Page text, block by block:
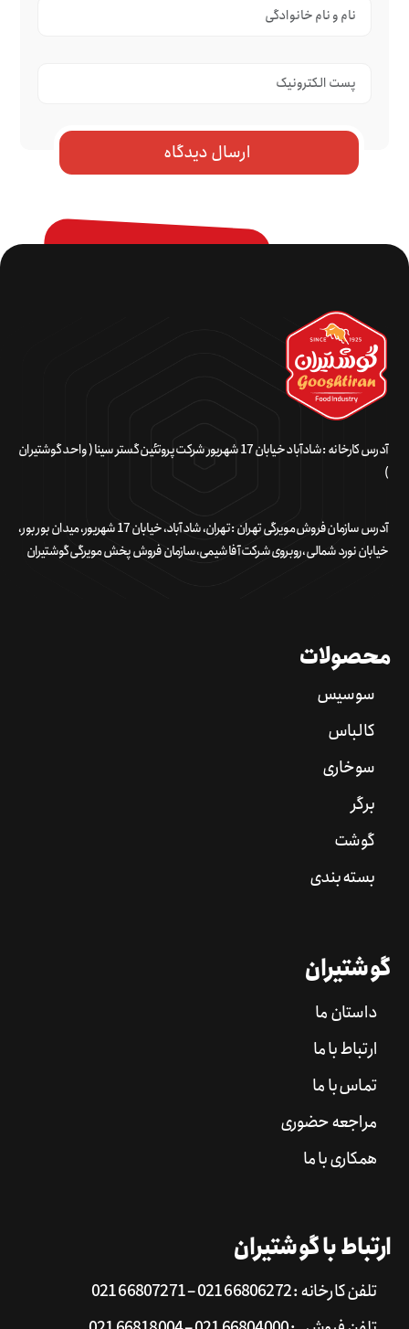
آدرس کارخانه : شادآباد خیابان 17 شهریور شرکت پروتئین گستر سینا ( واحد گوشتیران
)
آدرس سازمان فروش مویرگی تهران : تهران، شادآباد، خیابان 17 شهریور، میدان بور بور،
خیابان نورد شمالی، روبروی شرکت آفا شیمی، سازمان فروش پخش مویرگی گوشتیران
محصولات
سوسیس
کالباس
سوخاری
برگر
گوشت
بسته بندی
گوشتیران
داستان ما
ارتباط با ما
تماس با ما
مراجعه حضوری
همکاری با ما
ارتباط با گوشتیران
تلفن کارخانه : 66806272 021 – 66807271 021